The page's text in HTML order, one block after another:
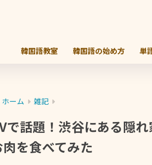
韓国語教室 韓国語の始め方 単
ホーム 雑記
で話題！渋谷にある隠
肉を食べてみた